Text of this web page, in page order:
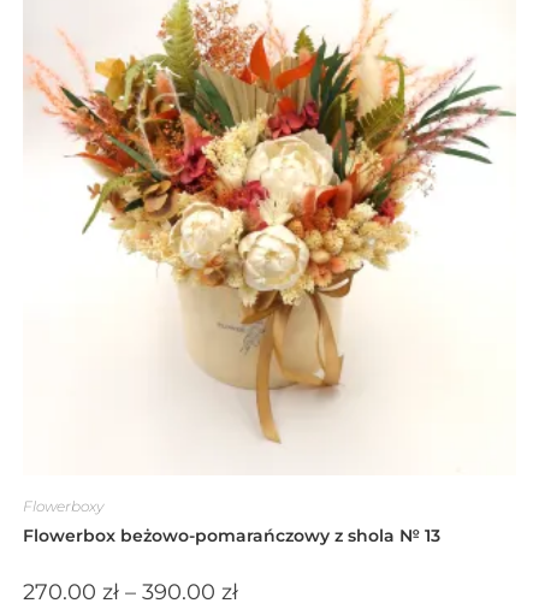
Flowerboxy
Flowerbox beżowo-pomarańczowy z shola № 13
270.00 zł – 390.00 zł